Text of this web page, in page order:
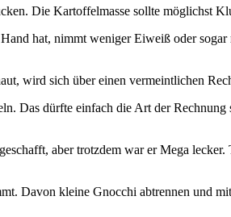
Die Kartoffelmasse sollte möglichst
hat, nimmt weniger Eiweiß oder
wird sich über einen vermeintlichen
Das dürfte einfach die Art der
aber trotzdem war er Mega
Davon kleine Gnocchi abtrennen und